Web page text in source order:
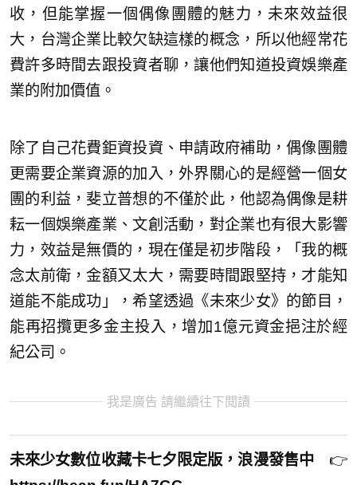
收，但能掌握一個偶像團體的魅力，未來效益很
大，台灣企業比較欠缺這樣的概念，所以他經常花
費許多時間去跟投資者聊，讓他們知道投資娛樂產
業的附加價值。
除了自己花費鉅資投資、申請政府補助，偶像團體
更需要企業資源的加入，外界關心的是經營一個女
團的利益，斐立普想的不僅於此，他認為偶像是耕
耘一個娛樂產業、文創活動，對企業也有很大影響
力，效益是無價的，現在僅是初步階段，「我的概
念太前衛，金額又太大，需要時間跟堅持，才能知
道能不能成功」，希望透過《未來少女》的節目，
能再招攬更多金主投入，增加1億元資金挹注於經
紀公司。
我是廣告 請繼續往下閱讀
未來少女數位收藏卡七夕限定版，浪漫發售中👉